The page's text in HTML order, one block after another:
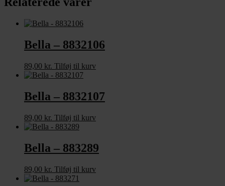
Bella – 8832106
89,00 kr. Tilføj til kurv
Bella – 8832107
89,00 kr. Tilføj til kurv
Bella – 883289
89,00 kr. Tilføj til kurv